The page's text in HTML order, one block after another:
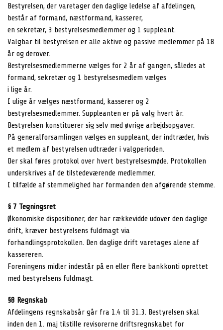
Bestyrelsen, der varetager den daglige ledelse af afdelingen,
består af formand, næstformand, kasserer,
en sekretær, 3 bestyrelsesmedlemmer og 1 suppleant.
Valgbar til bestyrelsen er alle aktive og passive medlemmer på 18
år og derover.
Bestyrelsesmedlemmerne vælges for 2 år af gangen, således at
formand, sekretær og 1 bestyrelsesmedlem vælges
i lige år.
I ulige år vælges næstformand, kasserer og 2
bestyrelsesmedlemmer. Suppleanten er på valg hvert år.
Bestyrelsen konstituerer sig selv med øvrige arbejdsopgaver.
På generalforsamlingen vælges en suppleant, der indtræder, hvis
et medlem af bestyrelsen udtræder i valgperioden.
Der skal føres protokol over hvert bestyrelsesmøde. Protokollen
underskrives af de tilstedeværende medlemmer.
I tilfælde af stemmelighed har formanden den afgørende stemme.
§ 7 Tegningsret
Økonomiske dispositioner, der har rækkevidde udover den daglige
drift, kræver bestyrelsens fuldmagt via
forhandlingsprotokollen. Den daglige drift varetages alene af
kassereren.
Foreningens midler indestår på en eller flere bankkonti oprettet
med bestyrelsens fuldmagt.
§8 Regnskab
Afdelingens regnskabsår går fra 1.4 til 31.3. Bestyrelsen skal
inden den 1. maj tilstille revisorerne driftsregnskabet for